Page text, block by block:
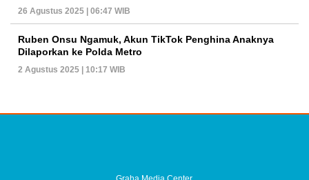
26 Agustus 2025 | 06:47 WIB
Ruben Onsu Ngamuk, Akun TikTok Penghina Anaknya
Dilaporkan ke Polda Metro
2 Agustus 2025 | 10:17 WIB